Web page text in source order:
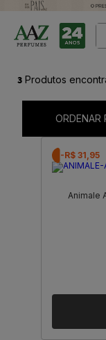
3 Produtos
ORDENAR
-R$ 31,95
Animale